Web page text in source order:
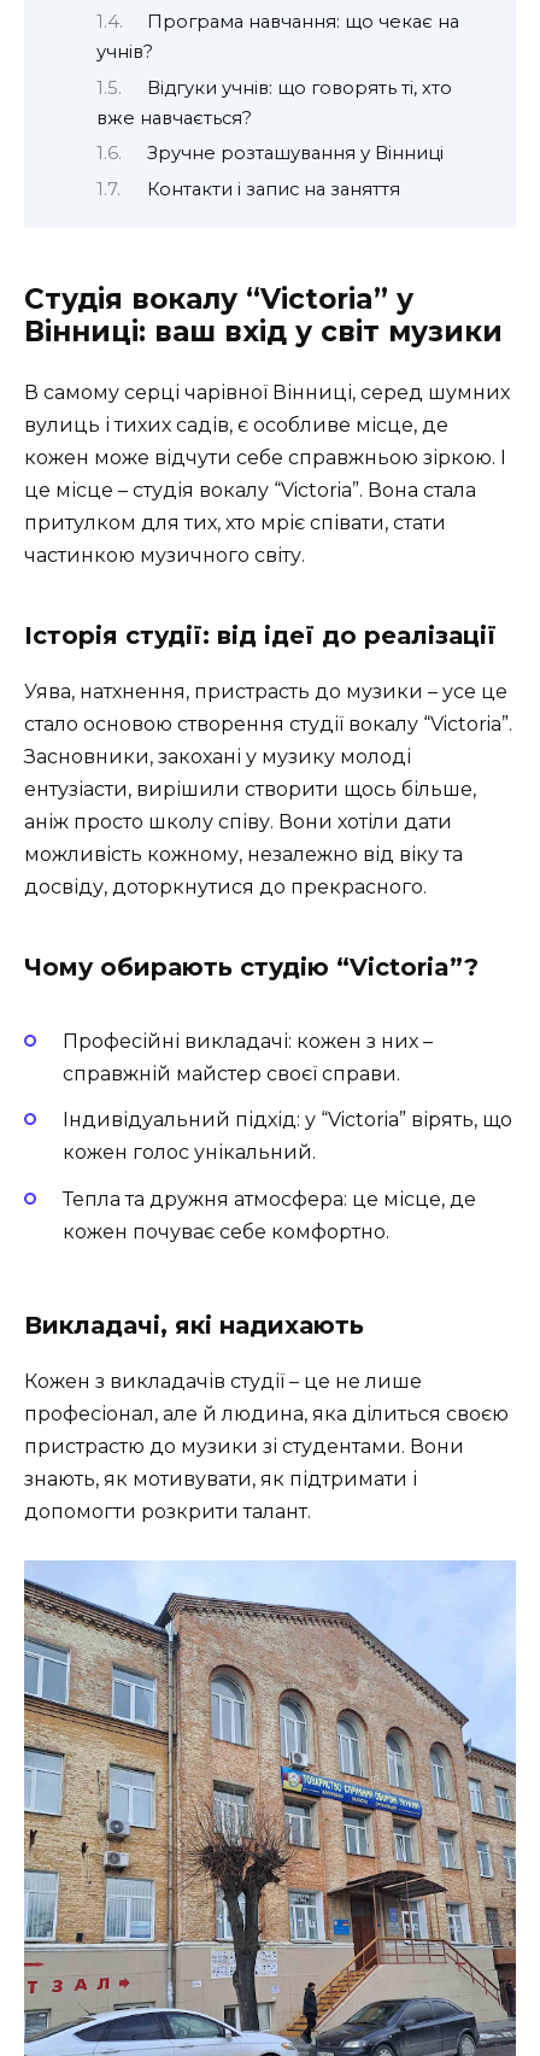
Програма навчання: що чекає на
учнів?
Відгуки учнів: що говорять ті, хто
вже навчається?
Зручне розташування у Вінниці
Контакти і запис на заняття
Студія вокалу “Victoria” у
Вінниці: ваш вхід у світ музики
В самому серці чарівної Вінниці, серед шумних
вулиць і тихих садів, є особливе місце, де
кожен може відчути себе справжньою зіркою. І
це місце – студія вокалу “Victoria”. Вона стала
притулком для тих, хто мріє співати, стати
частинкою музичного світу.
Історія студії: від ідеї до реалізації
Уява, натхнення, пристрасть до музики – усе це
стало основою створення студії вокалу “Victoria”.
Засновники, закохані у музику молоді
ентузіасти, вирішили створити щось більше,
аніж просто школу співу. Вони хотіли дати
можливість кожному, незалежно від віку та
досвіду, доторкнутися до прекрасного.
Чому обирають студію “Victoria”?
Професійні викладачі: кожен з них –
справжній майстер своєї справи.
Індивідуальний підхід: у “Victoria” вірять, що
кожен голос унікальний.
Тепла та дружня атмосфера: це місце, де
кожен почуває себе комфортно.
Викладачі, які надихають
Кожен з викладачів студії – це не лише
професіонал, але й людина, яка ділиться своєю
пристрастю до музики зі студентами. Вони
знають, як мотивувати, як підтримати і
допомогти розкрити талант.